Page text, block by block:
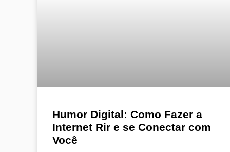
Humor Digital: Como Fazer a
Internet Rir e se Conectar com
Você